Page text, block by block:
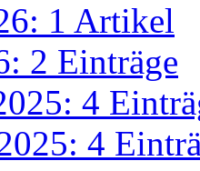
1 Artikel
2 Einträge
4
4